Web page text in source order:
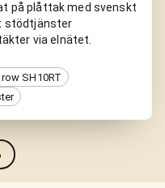
på plåttak med svenskt
stödtjänster
via elnätet.
SH10RT